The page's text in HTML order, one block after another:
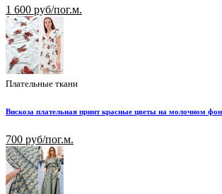
1 600 руб/пог.м.
Плательные ткани
Вискоза плательная принт красные цветы на молочном
700 руб/пог.м.